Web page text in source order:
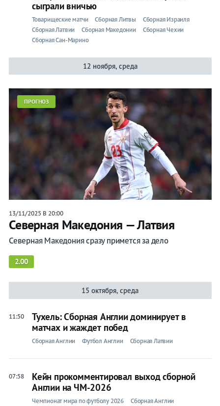
сыграли вничью
Товарищеские матчи Сборная Литвы
Сборная Израиля
Сборная Латвии
Сборная Македонии
Сборная Чехии
Сборная Сан-Марино
12 ноября, среда
ПРОГНОЗ
13/11/2025 В 20:00
Северная Македония — Латвия
Северная Македония сразу примется за дело
2.00
15 октября, среда
11:50
Тухель: Сборная Англии доминирует в
матчах и жаждет побед
Сборная Англии Футбол Англии Сборная Латвии
07:58
Кейн прокомментировал выход сборной
Англии на ЧМ-2026
Чемпионат мира по футболу 2026
Сборная Англии